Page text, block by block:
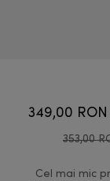
349,00 RON
353,00
Cel mai mic